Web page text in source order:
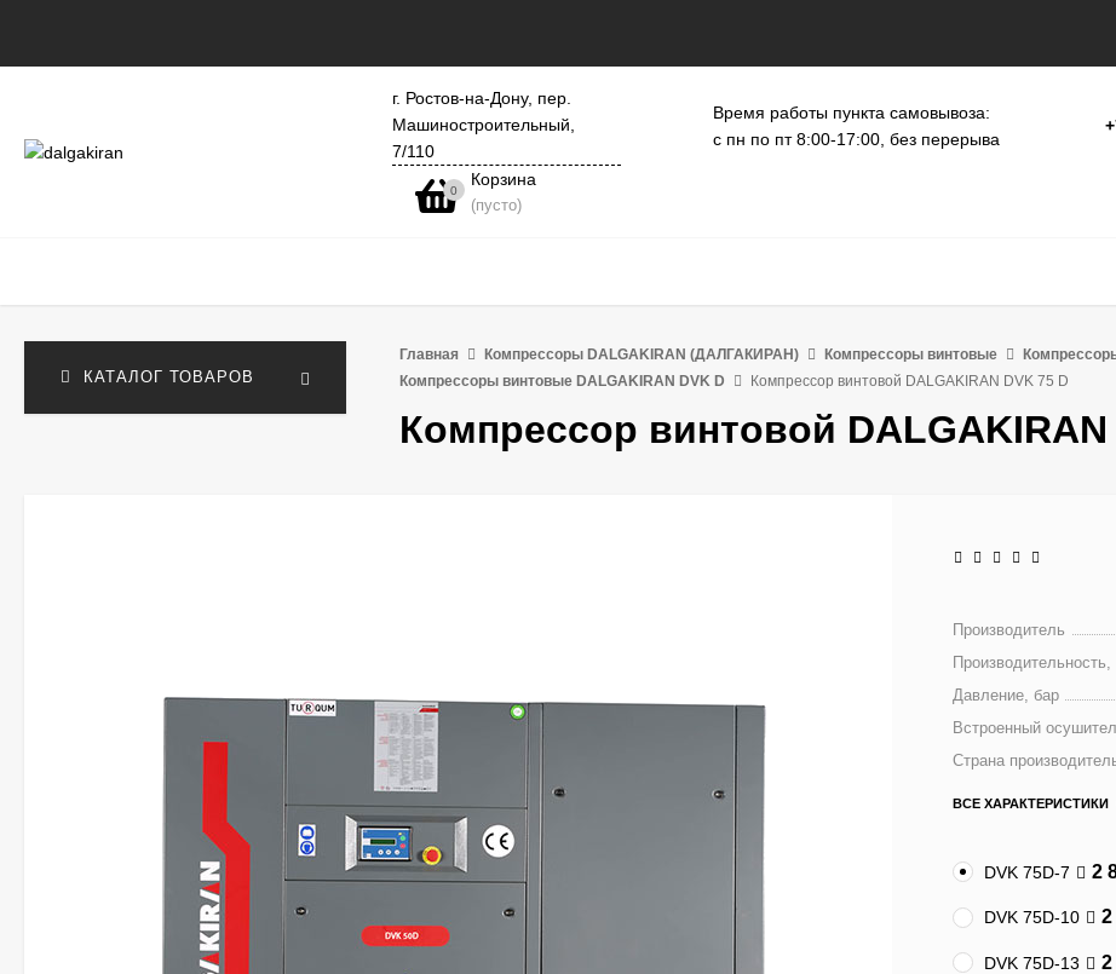
г. Ростов-на-Дону, пер.
Машиностроительный,
7/110
Время работы пункта самовывоза:
с пн по пт 8:00-17:00, без перерыва
0
Корзина
(пусто)
КАТАЛОГ ТОВАРОВ
Главная Компрессоры DALGAKIRAN (ДАЛГАКИРАН) Компрессоры винтовые
Компрессоры винтовые DALGAKIRAN DVK D
Компрессор винтовой DALGAKIRAN DVK 75 D
Компрессор винтовой DALGAKIRAN
Производитель
Давление, бар
Встроенный
Страна
ВСЕ ХАРАКТЕРИСТИКИ
DVK 75D-7 2
DVK 75D-10
DVK 75D-13